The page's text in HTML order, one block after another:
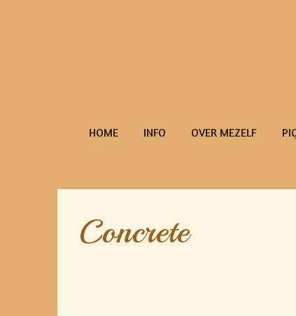
HOME INFO OVER MEZELF
Concrete